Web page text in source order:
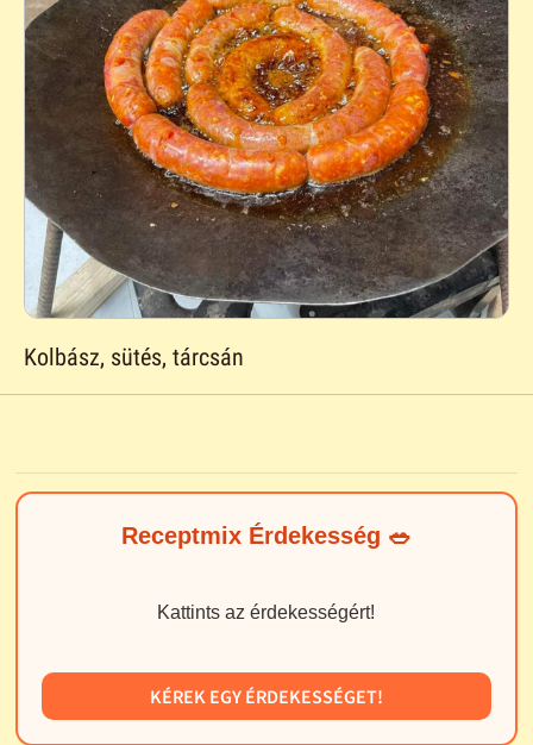
Kolbász, sütés, tárcsán
Receptmix Érdekesség 🥗
Kattints az érdekességért!
KÉREK EGY ÉRDEKESSÉGET!